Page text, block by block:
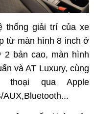
thống giải trí của xe
từ màn hình 8 inch ở
2 bản cao, màn hình
và AT Luxury, cùng
qua Apple
AUX,Bluetooth...